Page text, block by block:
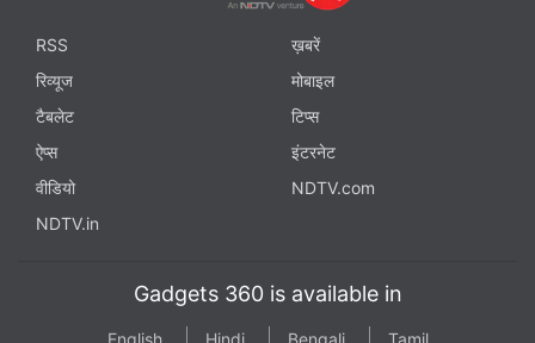
RSS
ख़बरें
रिव्यूज
मोबाइल
टैबलेट
टिप्स
ऐप्स
इंटरनेट
वीडियो
NDTV.com
NDTV.in
Gadgets 360 is available in